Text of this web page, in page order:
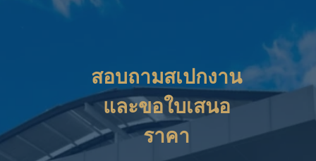
สอบถามสเปกงาน
และขอใบเสนอ
ราคา